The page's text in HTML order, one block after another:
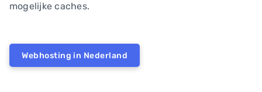
mogelijke caches.
Webhosting in Nederland